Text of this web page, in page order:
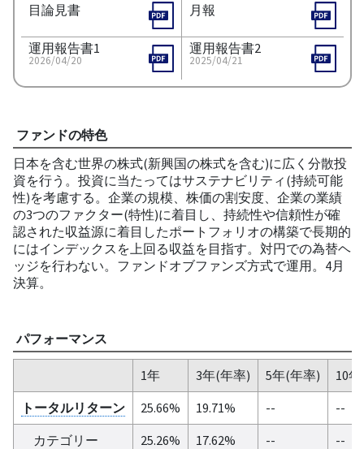
目論見書
月報
運用報告書1
2026/04/20
運用報告書2
2025/04/21
ファンドの特色
日本を含む世界の株式(新興国の株式を含む)に広く分散投
資を行う。投資に当たってはサステナビリティ(持続可能
性)を考慮する。企業の規模、株価の割安度、企業の業績
の3つのファクター(特性)に着目し、持続性や信頼性が確
認された収益源に着目したポートフォリオの構築で長期的
にはインデックスを上回る収益を目指す。対円での為替ヘ
ッジを行わない。ファンドオブファンズ方式で運用。4月
決算。
パフォーマンス
1年 3年(年率) 5年(年率)
10
トータルリターン
25.66% 19.71% --
--
カテゴリー
25.26% 17.62% --
--